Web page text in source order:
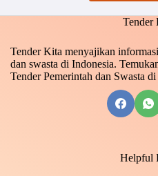
Tender
Tender Kita menyajikan
dan swasta di Indonesia.
Tender Pemerintah dan Swasta
Helpful